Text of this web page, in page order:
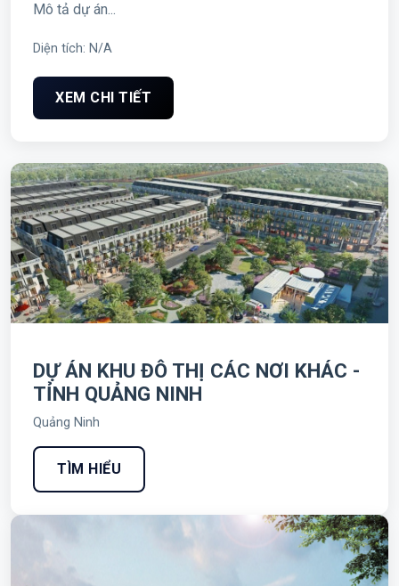
Mô tả dự án...
Diện tích: N/A
XEM CHI TIẾT
DỰ ÁN KHU ĐÔ THỊ CÁC NƠI KHÁC -
TỈNH QUẢNG NINH
Quảng Ninh
TÌM HIỂU